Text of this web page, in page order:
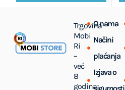
Trgovina
Mobi
Ri
–
već
8
godina
O nama
Načini
plaćanja
Izjava o